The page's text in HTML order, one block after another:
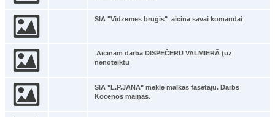
SIA "Vidzemes bruģis" aicina savai komandai
Aicinām darbā DISPEČERU VALMIERĀ (uz
nenoteiktu
SIA "L.P.JANA" meklē malkas fasētāju. Darbs
Kocēnos maiņās.